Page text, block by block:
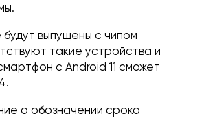
выпущены с чипом
такие устройства и
с Android 11 сможет
о обозначении срока